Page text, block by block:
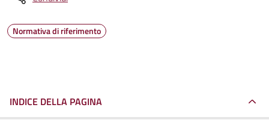
Normativa di riferimento
INDICE DELLA PAGINA